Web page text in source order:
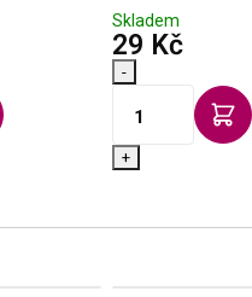
Skladem
29 Kčs DPH
-
+